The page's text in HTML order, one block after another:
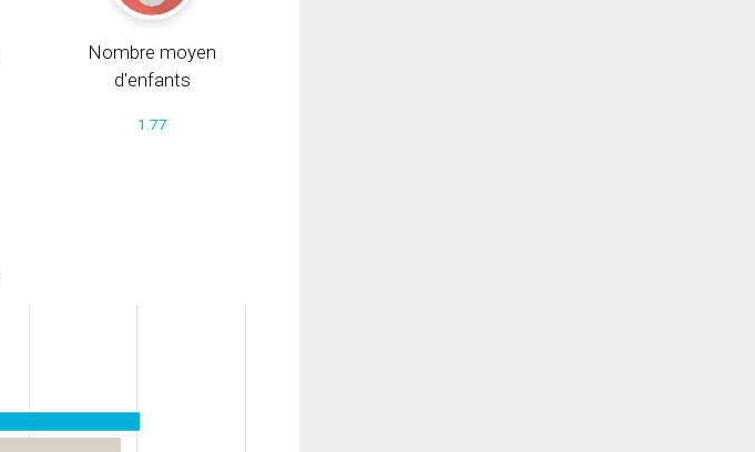
Nombre moyen
d'enfants
1.77